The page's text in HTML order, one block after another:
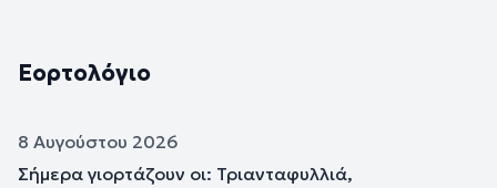
Εορτολόγιο
8 Αυγούστου 2026
Σήμερα γιορτάζουν οι: Τριανταφυλλιά,